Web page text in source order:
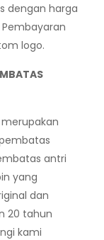
dengan harga
logo.
antri
yang
dan
20 tahun
kami